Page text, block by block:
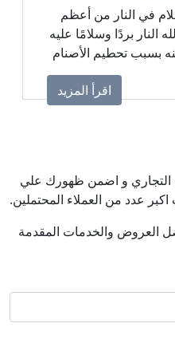
في النار من أعظم
النار بردًا وسلامًا عليه
بسبب تحطيم الأصنام
اقرأ المزيد
التجاري و اضمن ظهورك علي
عدد من العملاء المحتملين.
العروض والخدمات المقدمة